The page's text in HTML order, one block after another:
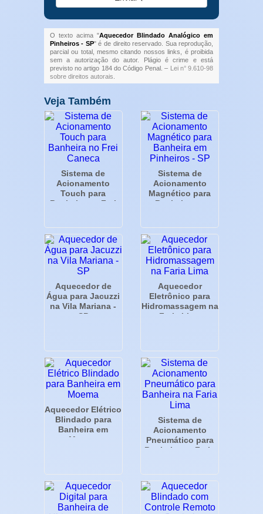
O texto acima "Aquecedor Blindado Analógico em
Pinheiros - SP" é de direito reservado. Sua reprodução,
parcial ou total, mesmo citando nossos links, é proibida
sem a autorização do autor. Plágio é crime e está
previsto no artigo 184 do Código Penal. – Lei n° 9.610-98
sobre direitos autorais
Veja Também
Sistema de
Acionamento
Touch para
Banheira no Frei
Sistema de
Acionamento
Magnético para
Banheira em
Aquecedor de
Água para Jacuzzi
na Vila Mariana -
SP
Aquecedor
Eletrônico para
Hidromassagem na
Faria Lima
Aquecedor Elétrico
Blindado para
Banheira em
Moema
Sistema de
Acionamento
Pneumático para
Banheira na Faria